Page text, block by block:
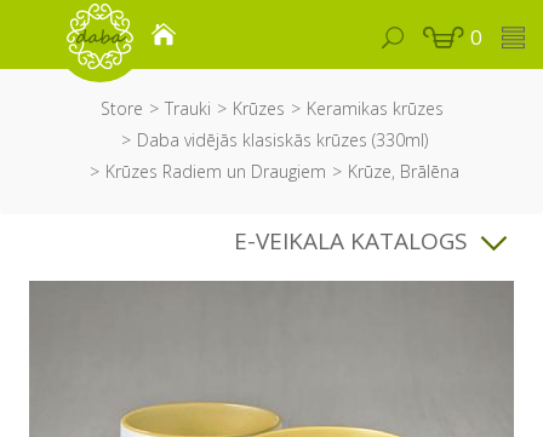
0
Store Trauki Krūzes
Keramikas krūzes
Daba vidējās klasiskās krūzes (330ml)
Krūzes Radiem un Draugiem
Krūze, Brālēna
E-VEIKALA KATALOGS